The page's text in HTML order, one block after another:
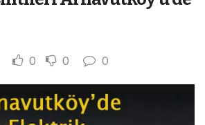
0 0 0